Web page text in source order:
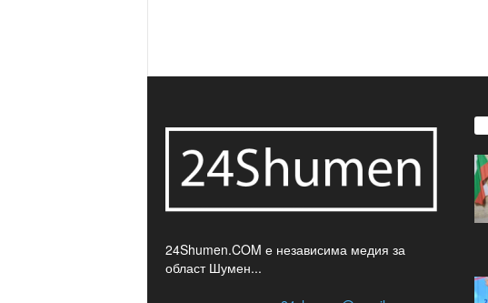
24Shumen.COM е независима медия за
област Шумен...